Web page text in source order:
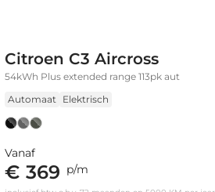
Citroen C3 Aircross
54kWh Plus extended range 113pk aut
Automaat
Elektrisch
Vanaf
€ 369 p/m